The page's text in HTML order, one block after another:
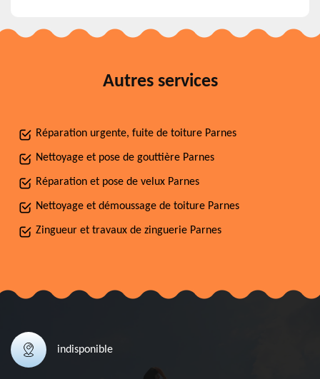
Autres services
Réparation urgente, fuite de toiture Parnes
Nettoyage et pose de gouttière Parnes
Réparation et pose de velux Parnes
Nettoyage et démoussage de toiture Parnes
Zingueur et travaux de zinguerie Parnes
indisponible